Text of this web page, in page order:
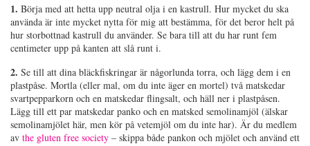
1. Börja med att hetta upp neutral olja i en kastrull. Hur mycket du ska
använda är inte mycket nytta för mig att bestämma, för det beror helt på
hur storbottnad kastrull du använder. Se bara till att du har runt fem
centimeter upp på kanten att slå runt i.
2. Se till att dina bläckfiskringar är någorlunda torra, och lägg dem i en
plastpåse. Mortla (eller mal, om du inte äger en mortel) två matskedar
svartpepparkorn och en matskedar flingsalt, och häll ner i plastpåsen.
Lägg till ett par matskedar panko och en matsked semolinamjöl (älskar
semolinamjölet här, men kör på vetemjöl om du inte har). Är du medlem
av the gluten free society – skippa både pankon och mjölet och använd ett